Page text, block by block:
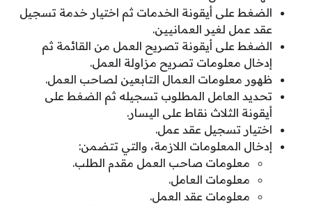
الضغط على أيقونة الخدمات ثم اختيار خدمة تسجيل
عقد عمل لغير العمانيين.
الضغط على أيقونة تصريح العمل من القائمة ثم
إدخال معلومات تصريح مزاولة العمل.
ظهور معلومات العمال التابعين لصاحب العمل.
تحديد العامل المطلوب تسجيله ثم الضغط على
أيقونة الثلاث نقاط على اليسار.
اختيار تسجيل عقد عمل.
إدخال المعلومات اللازمة، والتي تتضمن:
معلومات صاحب العمل مقدم الطلب.
معلومات العامل.
معلومات عقد العمل.